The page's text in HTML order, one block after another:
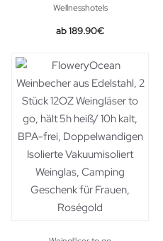
Wellnesshotels
189.90€